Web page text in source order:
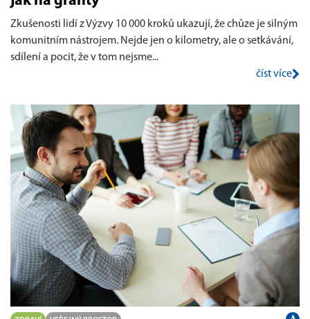
Zkušenosti lidí z Výzvy 10 000 kroků ukazují, že chůze je silným
komunitním nástrojem. Nejde jen o kilometry, ale o setkávání,
sdílení a pocit, že v tom nejsme...
číst více